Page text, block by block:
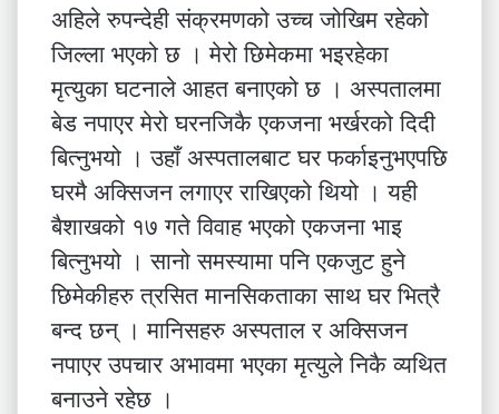
अहिले रुपन्देही संक्रमणको उच्च जोखिम रहेको
जिल्ला भएको छ । मेरो छिमेकमा भइरहेका
मृत्युका घटनाले आहत बनाएको छ । अस्पतालमा
बेड नपाएर मेरो घरनजिकै एकजना भर्खरको दिदी
बित्नुभयो । उहाँ अस्पतालबाट घर फर्काइनुभएपछि
घरमै अक्सिजन लगाएर राखिएको थियो । यही
बैशाखको १७ गते विवाह भएको एकजना भाइ
बित्नुभयो । सानो समस्यामा पनि एकजुट हुने
छिमेकीहरु त्रसित मानसिकताका साथ घर भित्रै
बन्द छन् । मानिसहरु अस्पताल र अक्सिजन
नपाएर उपचार अभावमा भएका मृत्युले निकै व्यथित
बनाउने रहेछ ।